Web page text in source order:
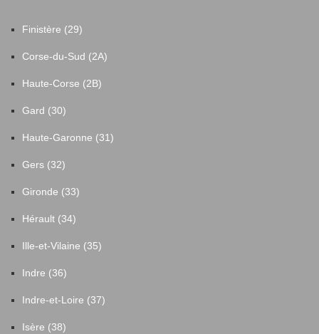
Finistère (29)
Corse-du-Sud (2A)
Haute-Corse (2B)
Gard (30)
Haute-Garonne (31)
Gers (32)
Gironde (33)
Hérault (34)
Ille-et-Vilaine (35)
Indre (36)
Indre-et-Loire (37)
Isère (38)